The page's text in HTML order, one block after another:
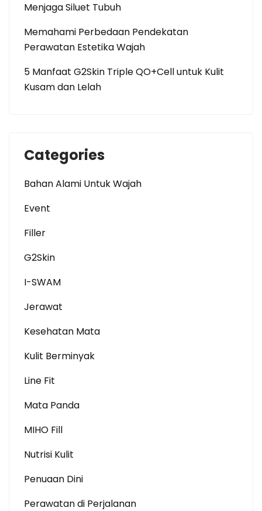
Menjaga Siluet Tubuh
Memahami Perbedaan Pendekatan
Perawatan Estetika Wajah
5 Manfaat G2Skin Triple QO+Cell untuk Kulit
Kusam dan Lelah
Categories
Bahan Alami Untuk Wajah
Event
Filler
G2Skin
I-SWAM
Jerawat
Kesehatan Mata
Kulit Berminyak
Line Fit
Mata Panda
MIHO Fill
Nutrisi Kulit
Penuaan Dini
Perawatan di Perjalanan